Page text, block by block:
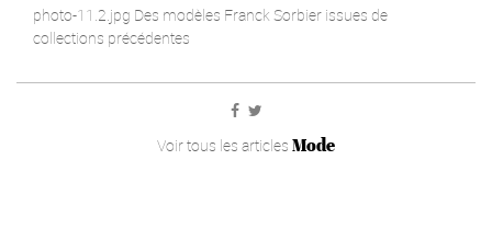
photo-11.2.jpg Des modèles Franck Sorbier issues de
collections précédentes
Voir tous les articles Mode